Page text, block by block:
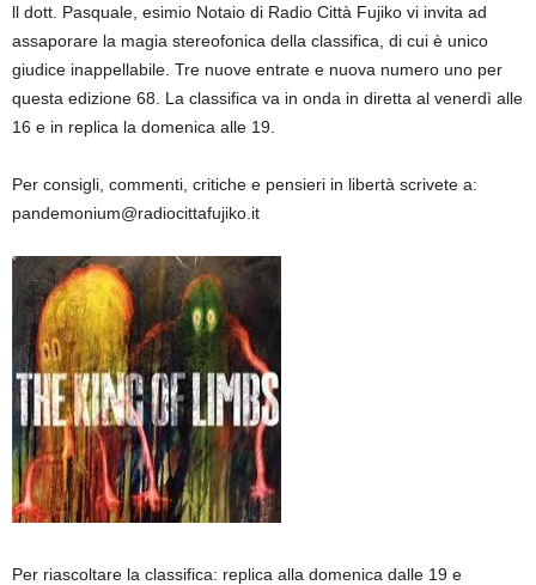
ll dott. Pasquale, esimio Notaio di Radio Città Fujiko vi invita ad
assaporare la magia stereofonica della classifica, di cui è unico
giudice inappellabile. Tre nuove entrate e nuova numero uno per
questa edizione 68. La classifica va in onda in diretta al venerdì alle
16 e in replica la domenica alle 19.
Per consigli, commenti, critiche e pensieri in libertà scrivete a:
pandemonium@radiocittafujiko.it
Per riascoltare la classifica: replica alla domenica dalle 19 e